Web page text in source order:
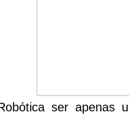
ser apenas